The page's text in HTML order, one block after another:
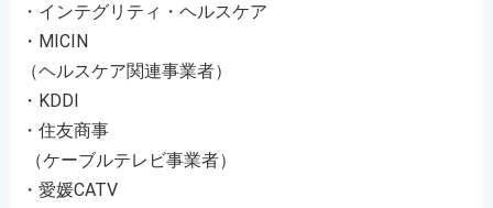
・インテグリティ・ヘルスケア
・MICIN
（ヘルスケア関連事業者）
・KDDI
・住友商事
（ケーブルテレビ事業者）
・愛媛CATV